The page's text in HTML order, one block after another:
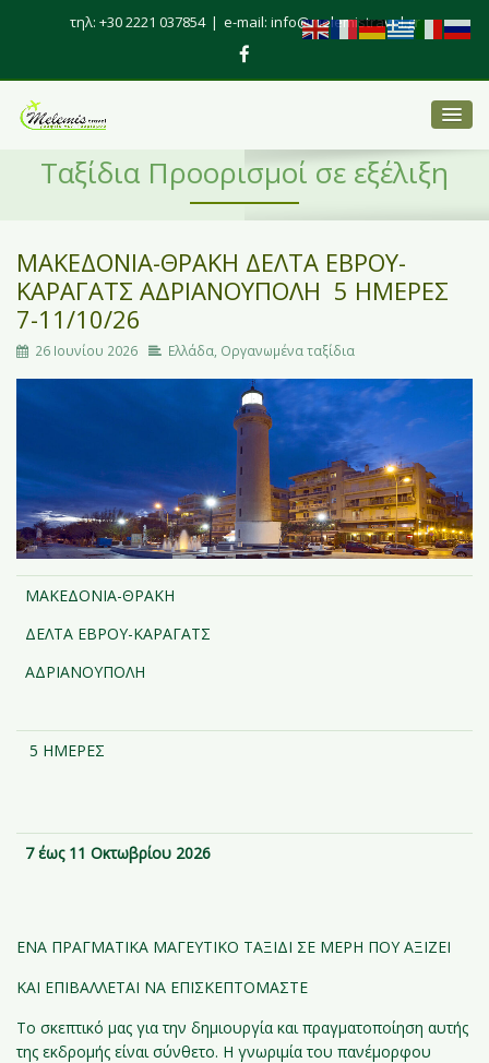
τηλ: +30 2221 037854 | e-mail: info@melemistravel.gr
Ταξίδια Προορισμοί σε εξέλιξη
ΜΑΚΕΔΟΝΙΑ-ΘΡΑΚΗ ΔΕΛΤΑ ΕΒΡΟΥ-
ΚΑΡΑΓΑΤΣ ΑΔΡΙΑΝΟΥΠΟΛΗ 5 ΗΜΕΡΕΣ
7-11/10/26
26 Ιουνίου 2026 Ελλάδα Οργανωμένα ταξίδια
ΜΑΚΕΔΟΝΙΑ-ΘΡΑΚΗ
ΔΕΛΤΑ ΕΒΡΟΥ-ΚΑΡΑΓΑΤΣ
ΑΔΡΙΑΝΟΥΠΟΛΗ
5 ΗΜΕΡΕΣ
7 έως 11 Οκτωβρίου 2026
ΕΝΑ ΠΡΑΓΜΑΤΙΚΑ ΜΑΓΕΥΤΙΚΟ ΤΑΞΙΔΙ ΣΕ ΜΕΡΗ ΠΟΥ ΑΞΙΖΕΙ
ΚΑΙ ΕΠΙΒΑΛΛΕΤΑΙ ΝΑ ΕΠΙΣΚΕΠΤΟΜΑΣΤΕ
Το σκεπτικό μας για την δημιουργία και πραγματοποίηση αυτής
της εκδρομής είναι σύνθετο. Η γνωριμία του πανέμορφου